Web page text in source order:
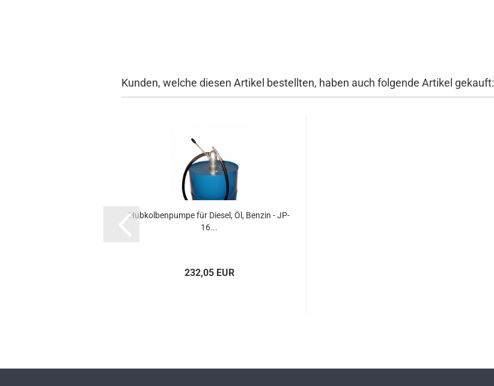
Kunden, welche diesen Artikel bestellten, haben auch folgende Artikel gekauft:
Hub­kol­ben­pum­pe für Die­sel, Öl, Ben­zin - JP-
16...
232,05 EUR